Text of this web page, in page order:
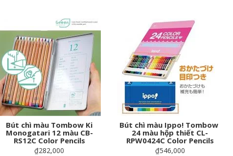
Bút chì màu Tombow Ki
Monogatari 12 màu CB-
RS12C Color Pencils
₫282,000
Bút chì màu Ippo! Tombow
24 màu hộp thiết CL-
RPW0424C Color Pencils
₫546,000